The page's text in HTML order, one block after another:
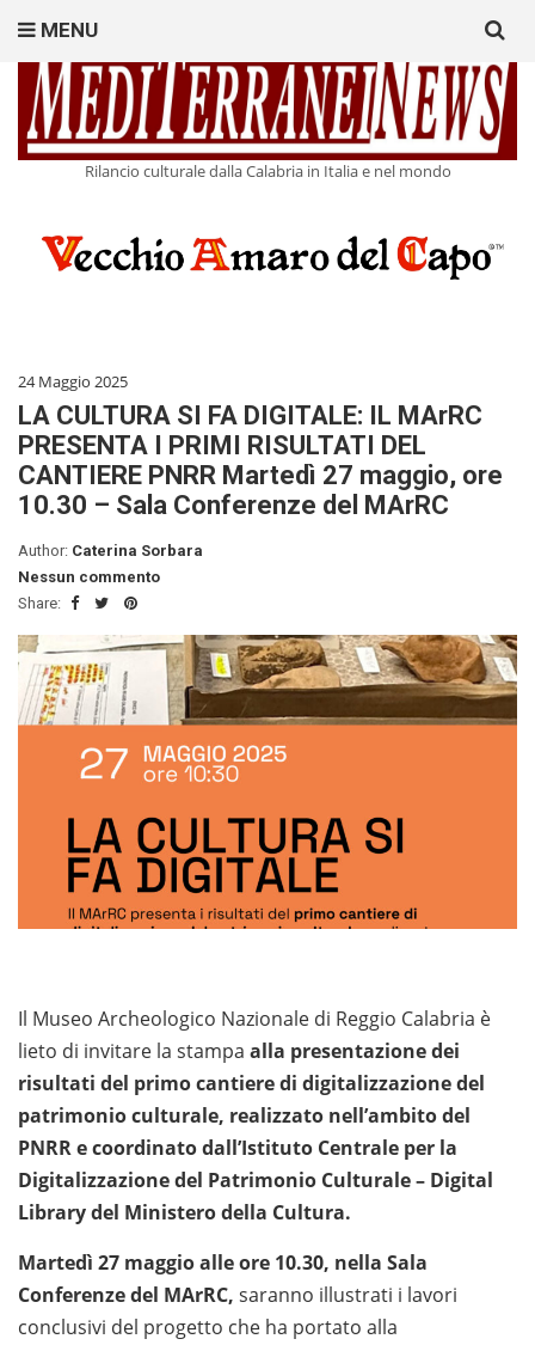
Rilancio culturale dalla Calabria in Italia e nel mondo
MENU
for:
24 Maggio 2025
LA CULTURA SI FA DIGITALE: IL MArRC
PRESENTA I PRIMI RISULTATI DEL
CANTIERE PNRR Martedì 27 maggio, ore
10.30 – Sala Conferenze del MArRC
Author: Caterina Sorbara
Nessun commento
Share:
Il Museo Archeologico Nazionale di Reggio Calabria è
lieto di invitare la stampa alla presentazione dei
risultati del primo cantiere di digitalizzazione del
patrimonio culturale, realizzato nell’ambito del
PNRR e coordinato dall’Istituto Centrale per la
Digitalizzazione del Patrimonio Culturale – Digital
Library del Ministero della Cultura.
Martedì 27 maggio alle ore 10.30, nella Sala
Conferenze del MArRC, saranno illustrati i lavori
conclusivi del progetto che ha portato alla